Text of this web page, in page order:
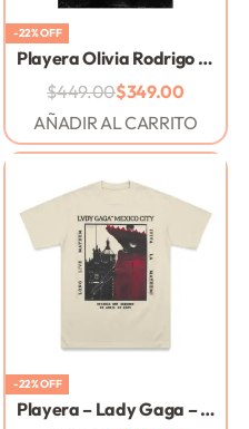
-22% OFF
Playera Olivia Rodrigo – Oversize Washed
$449.00$349.00
AÑADIR AL CARRITO
-22% OFF
Playera – Lady Gaga – Mayhem – ARENA